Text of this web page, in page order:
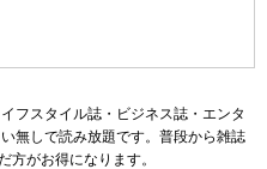
フスタイル誌・ビジネス誌・エンタ
無しで読み放題です。普段から雑誌
方がお得になります。